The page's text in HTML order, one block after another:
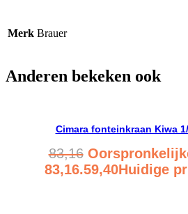
Merk Brauer
Anderen bekeken ook
Cimara fonteinkraan Kiwa
83,16
83,16.59,40Huidige